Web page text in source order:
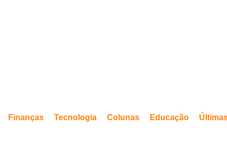
Finanças Tecnologia Colunas Educação